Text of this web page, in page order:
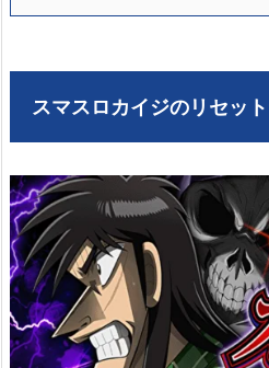
スマスロカイジのリセッ